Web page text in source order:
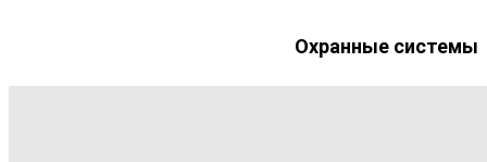
Охранные системы